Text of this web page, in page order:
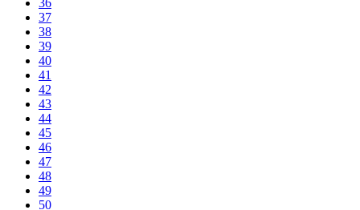
36
37
38
39
40
41
42
43
44
45
46
47
48
49
50